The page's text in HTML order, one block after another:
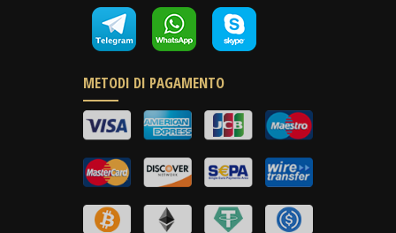
METODI DI PAGAMENTO